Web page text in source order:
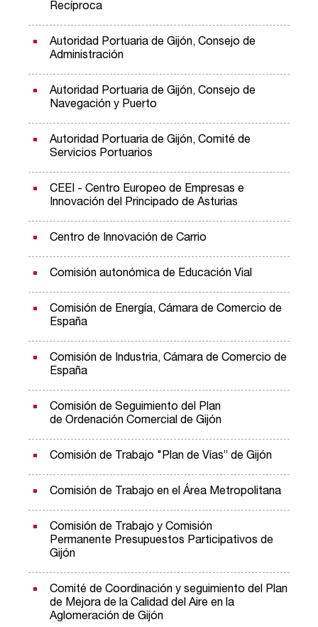
Recíproca
Autoridad Portuaria de Gijón, Consejo de
Administración
Autoridad Portuaria de Gijón, Consejo de
Navegación y Puerto
Autoridad Portuaria de Gijón, Comité de
Servicios Portuarios
CEEI - Centro Europeo de Empresas e
Innovación del Principado de Asturias
Centro de Innovación de Carrio
Comisión autonómica de Educación Vial
Comisión de Energía, Cámara de Comercio de
España
Comisión de Industria, Cámara de Comercio de
España
Comisión de Seguimiento del Plan
de Ordenación Comercial de Gijón
Comisión de Trabajo "Plan de Vías” de Gijón
Comisión de Trabajo en el Área Metropolitana
Comisión de Trabajo y Comisión
Permanente Presupuestos Participativos de
Gijón
Comité de Coordinación y seguimiento del Plan
de Mejora de la Calidad del Aire en la
Aglomeración de Gijón